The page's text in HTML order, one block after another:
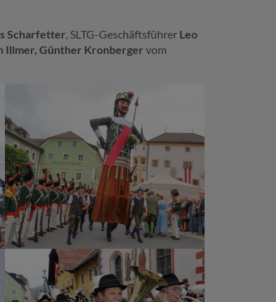
Scharfetter, SLTG-Geschäftsführer Leo
Illmer, Günther Kronberger vom